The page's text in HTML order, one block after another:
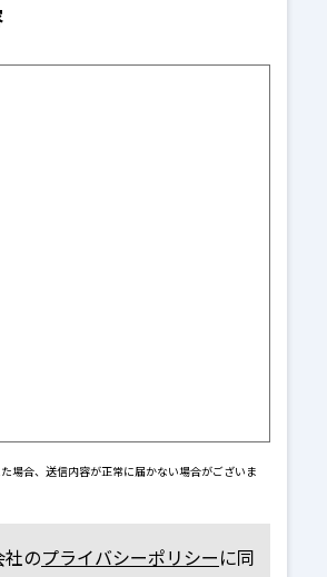
場合、送信内容が正常に届かない場合がございま
のプライバシーポリシーに同